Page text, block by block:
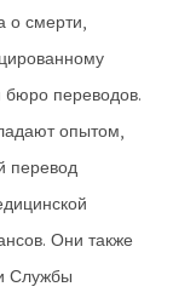
о смерти,
бюро переводов.
опытом,
перевод
Они также
Службы